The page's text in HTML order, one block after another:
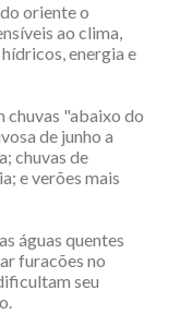
oriente o
ao clima,
energia e
chuvas "abaixo do
de junho a
chuvas de
e verões mais
águas quentes
furacões no
seu